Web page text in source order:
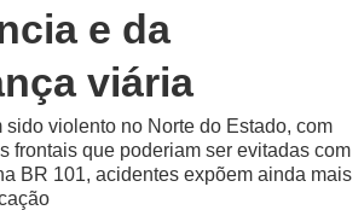
e da
viária
sido violento no Norte do Estado, com
frontais que poderiam ser evitadas com
BR 101, acidentes expõem ainda mais